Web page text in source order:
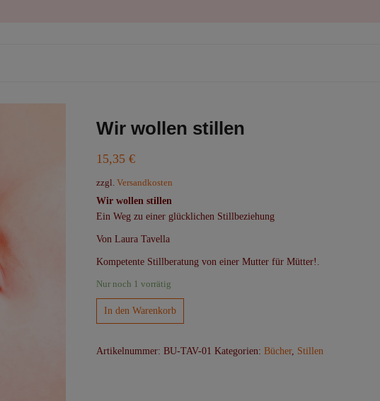
Wir wollen stillen
15,35 €
zzgl. Versandkosten
Wir wollen stillen
Ein Weg zu einer glücklichen Stillbeziehung
Von Laura Tavella
Kompetente Stillberatung von einer Mutter für Mütter!.
Nur noch 1 vorrätig
Wir
Menge
In den Warenkorb
Artikelnummer: BU-TAV-01 Kategorien: Bücher, Stillen